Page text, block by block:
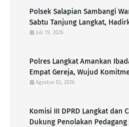
Polsek Salapian Sambangi
Sabtu Tanjung Langkat,
Tengah Aktivitas Masyarakat
Juli 19, 2026
Polres Langkat Amankan
Empat Gereja, Wujud
Umat Beragama
Agustus 02, 2026
Komisi III DPRD Langkat dan
Dukung Penolakan Pedagang